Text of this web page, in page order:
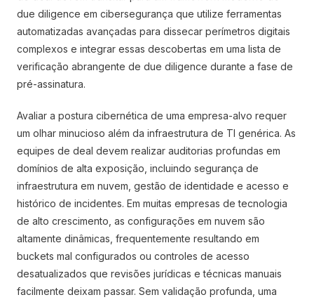
due diligence em cibersegurança que utilize ferramentas
automatizadas avançadas para dissecar perímetros digitais
complexos e integrar essas descobertas em uma lista de
verificação abrangente de due diligence durante a fase de
pré-assinatura.
Avaliar a postura cibernética de uma empresa-alvo requer
um olhar minucioso além da infraestrutura de TI genérica. As
equipes de deal devem realizar auditorias profundas em
domínios de alta exposição, incluindo segurança de
infraestrutura em nuvem, gestão de identidade e acesso e
histórico de incidentes. Em muitas empresas de tecnologia
de alto crescimento, as configurações em nuvem são
altamente dinâmicas, frequentemente resultando em
buckets mal configurados ou controles de acesso
desatualizados que revisões jurídicas e técnicas manuais
facilmente deixam passar. Sem validação profunda, uma